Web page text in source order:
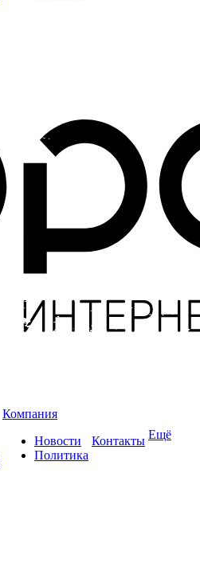
Компания
Новости
Политика
Контакты Ещё